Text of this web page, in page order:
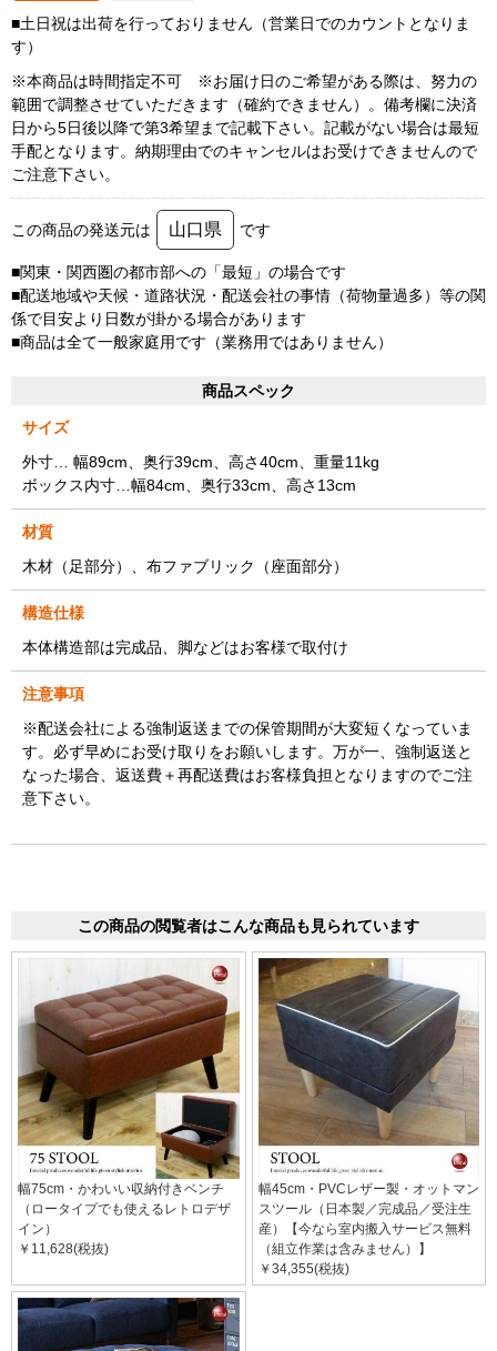
■土日祝は出荷を行っておりません（営業日でのカウントとなりま
す）
※本商品は時間指定不可 ※お届け日のご希望がある際は、努力の
範囲で調整させていただきます（確約できません）。備考欄に決済
日から5日後以降で第3希望まで記載下さい。記載がない場合は最短
手配となります。納期理由でのキャンセルはお受けできませんので
ご注意下さい。
この商品の発送元は 山口県 です
■関東・関西圏の都市部への「最短」の場合です
■配送地域や天候・道路状況・配送会社の事情（荷物量過多）等の関
係で目安より日数が掛かる場合があります
■商品は全て一般家庭用です（業務用ではありません）
商品スペック
サイズ
外寸… 幅89cm、奥行39cm、高さ40cm、重量11kg
ボックス内寸…幅84cm、奥行33cm、高さ13cm
材質
木材（足部分）、布ファブリック（座面部分）
構造仕様
本体構造部は完成品、脚などはお客様で取付け
注意事項
※配送会社による強制返送までの保管期間が大変短くなっていま
す。必ず早めにお受け取りをお願いします。万が一、強制返送と
なった場合、返送費＋再配送費はお客様負担となりますのでご注
意下さい。
この商品の閲覧者はこんな商品も見られています
幅75cm・かわいい収納付きベンチ
（ロータイプでも使えるレトロデザ
イン）
￥11,628(税抜)
幅45cm・PVCレザー製・オットマン
スツール（日本製／完成品／受注生
産）【今なら室内搬入サービス無料
（組立作業は含みません）】
￥34,355(税抜)